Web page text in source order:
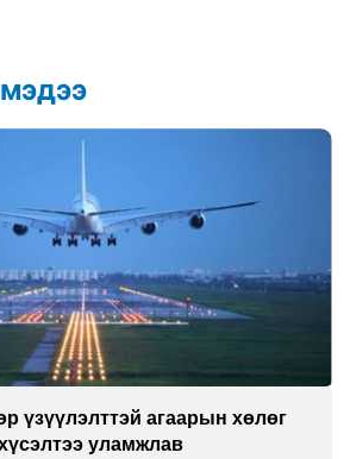
үзүүлэлттэй агаарын хөлөг
уламжлав